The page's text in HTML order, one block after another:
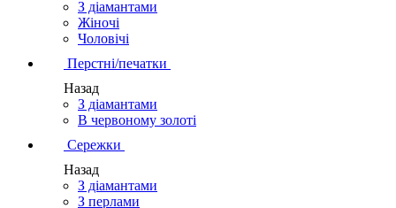
З діамантами
Жіночі
Чоловічі
Перстні/печатки
Назад
З діамантами
В червоному золоті
Сережки
Назад
З діамантами
З перлами